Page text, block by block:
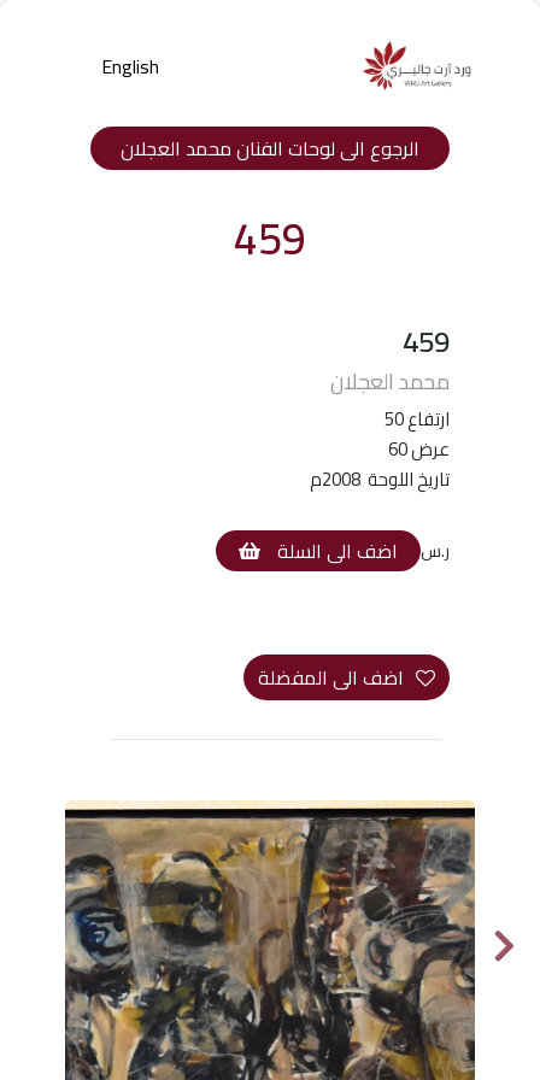
Products
English
الرجوع الى لوحات الفنان محمد العجلان
459
459
محمد العجلان
ارتفاع 50
عرض 60
تاريخ اللوحة 2008م
ر.س اضف الى السلة
اضف الى المفضلة